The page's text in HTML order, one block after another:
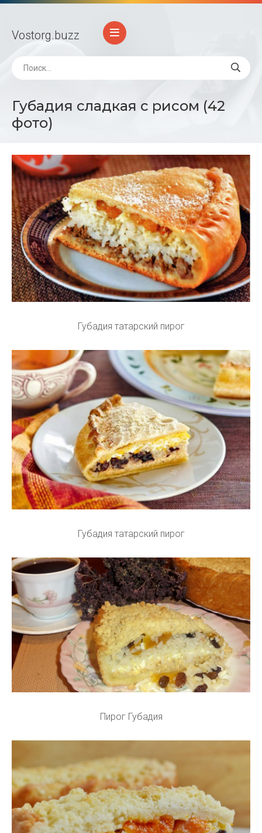
Vostorg.buzz
Губадия сладкая с рисом (42
фото)
Губадия татарский пирог
Губадия татарский пирог
Пирог Губадия